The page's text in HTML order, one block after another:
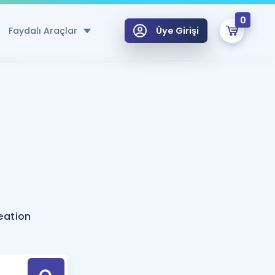
Faydalı Araçlar
Hesaplama Aracı
için Öneriler
Tek Takvimde
Üye Girişi
0
Hoca ile seni sınava hazırlayacak onlarca eğitim seni bekliyor!